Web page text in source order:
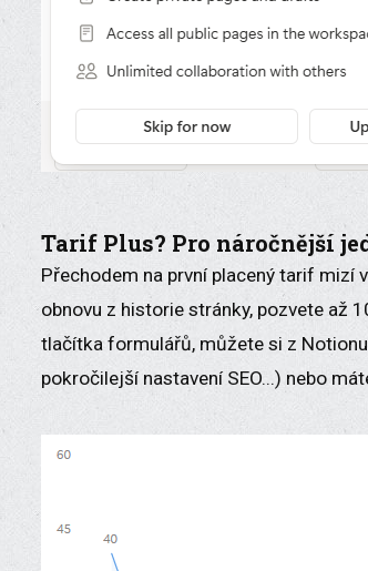
Tarif Plus? Pro náročnější
Přechodem na první placený tarif mizí
obnovu z historie stránky, pozvete až
tlačítka formulářů, můžete si z
pokročilejší nastavení SEO...) nebo